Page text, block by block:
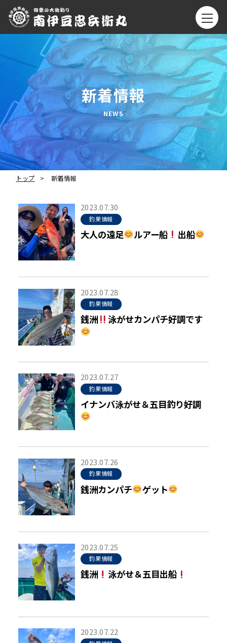
新着情報
トップ 新着情報
2023.07.30
釣果情報
大人の遠足 ルアー船 出船
2023.07.28
釣果情報
銭洲 泳がせカンパチ好調です
2023.07.27
釣果情報
イナンバ泳がせ＆五目釣り好調
2023.07.26
釣果情報
銭洲カンパチ ゲット
2023.07.25
釣果情報
銭洲 泳がせ＆五目出船
2023.07.22